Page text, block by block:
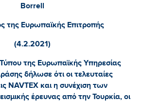
Borrell
της Ευρωπαϊκής Επιτροπής
(4.2.2021)
της Ευρωπαϊκής Υπηρεσίας
δήλωσε ότι οι τελευταίες
NAVTEXκαι η συνέχιση των
έρευνας από την Τουρκία, οι